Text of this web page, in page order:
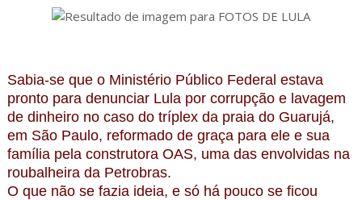
Sabia-se que o Ministério Público Federal estava
pronto para denunciar Lula por corrupção e lavagem
de dinheiro no caso do tríplex da praia do Guarujá,
em São Paulo, reformado de graça para ele e sua
família pela construtora OAS, uma das envolvidas na
roubalheira da Petrobras.
O que não se fazia ideia, e só há pouco se ficou